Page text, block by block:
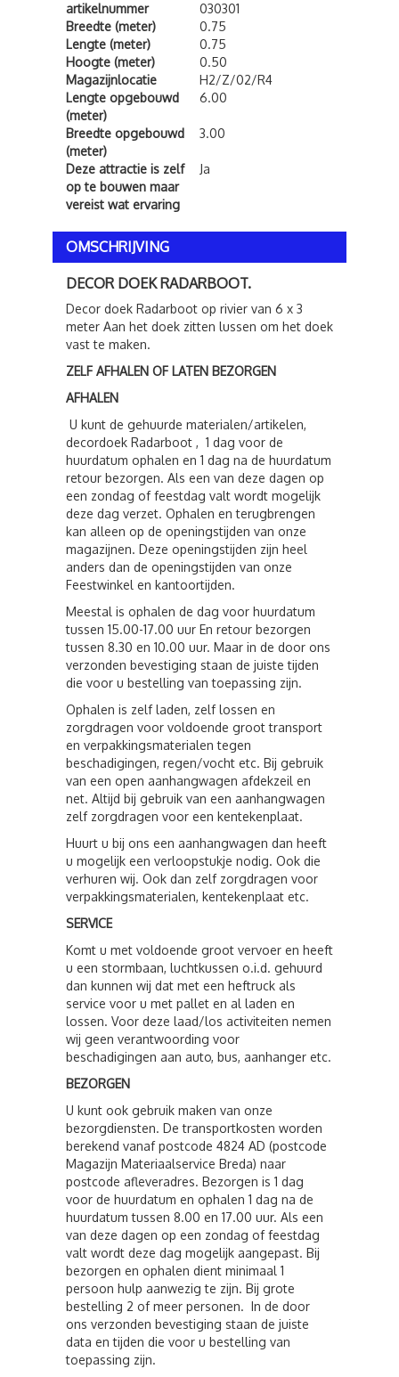
artikelnummer
030301
Breedte (meter)
0.75
Lengte (meter)
0.75
Hoogte (meter)
0.50
Magazijnlocatie
H2/Z/02/R4
Lengte opgebouwd
(meter)
6.00
Breedte opgebouwd
(meter)
3.00
Deze attractie is zelf
op te bouwen maar
vereist wat ervaring
Ja
OMSCHRIJVING
DECOR DOEK RADARBOOT.
Decor doek Radarboot op rivier van 6 x 3
meter Aan het doek zitten lussen om het doek
vast te maken.
ZELF AFHALEN OF LATEN BEZORGEN
AFHALEN
U kunt de gehuurde materialen/artikelen,
decordoek Radarboot , 1 dag voor de
huurdatum ophalen en 1 dag na de huurdatum
retour bezorgen. Als een van deze dagen op
een zondag of feestdag valt wordt mogelijk
deze dag verzet. Ophalen en terugbrengen
kan alleen op de openingstijden van onze
magazijnen. Deze openingstijden zijn heel
anders dan de openingstijden van onze
Feestwinkel en kantoortijden.
Meestal is ophalen de dag voor huurdatum
tussen 15.00-17.00 uur En retour bezorgen
tussen 8.30 en 10.00 uur. Maar in de door ons
verzonden bevestiging staan de juiste tijden
die voor u bestelling van toepassing zijn.
Ophalen is zelf laden, zelf lossen en
zorgdragen voor voldoende groot transport
en verpakkingsmaterialen tegen
beschadigingen, regen/vocht etc. Bij gebruik
van een open aanhangwagen afdekzeil en
net. Altijd bij gebruik van een aanhangwagen
zelf zorgdragen voor een kentekenplaat.
Huurt u bij ons een aanhangwagen dan heeft
u mogelijk een verloopstukje nodig. Ook die
verhuren wij. Ook dan zelf zorgdragen voor
verpakkingsmaterialen, kentekenplaat etc.
SERVICE
Komt u met voldoende groot vervoer en heeft
u een stormbaan, luchtkussen o.i.d. gehuurd
dan kunnen wij dat met een heftruck als
service voor u met pallet en al laden en
lossen. Voor deze laad/los activiteiten nemen
wij geen verantwoording voor
beschadigingen aan auto, bus, aanhanger etc.
BEZORGEN
U kunt ook gebruik maken van onze
bezorgdiensten. De transportkosten worden
berekend vanaf postcode 4824 AD (postcode
Magazijn Materiaalservice Breda) naar
postcode afleveradres. Bezorgen is 1 dag
voor de huurdatum en ophalen 1 dag na de
huurdatum tussen 8.00 en 17.00 uur. Als een
van deze dagen op een zondag of feestdag
valt wordt deze dag mogelijk aangepast. Bij
bezorgen en ophalen dient minimaal 1
persoon hulp aanwezig te zijn. Bij grote
bestelling 2 of meer personen. In de door
ons verzonden bevestiging staan de juiste
data en tijden die voor u bestelling van
toepassing zijn.